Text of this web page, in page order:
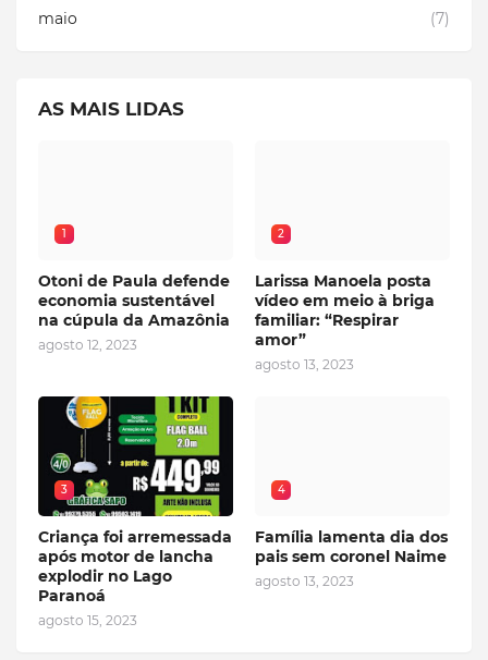
maio
(7)
AS MAIS LIDAS
1
Otoni de Paula defende
economia sustentável
na cúpula da Amazônia
agosto 12, 2023
2
Larissa Manoela posta
vídeo em meio à briga
familiar: “Respirar
amor”
agosto 13, 2023
3
Criança foi arremessada
após motor de lancha
explodir no Lago
Paranoá
agosto 15, 2023
4
Família lamenta dia dos
pais sem coronel Naime
agosto 13, 2023